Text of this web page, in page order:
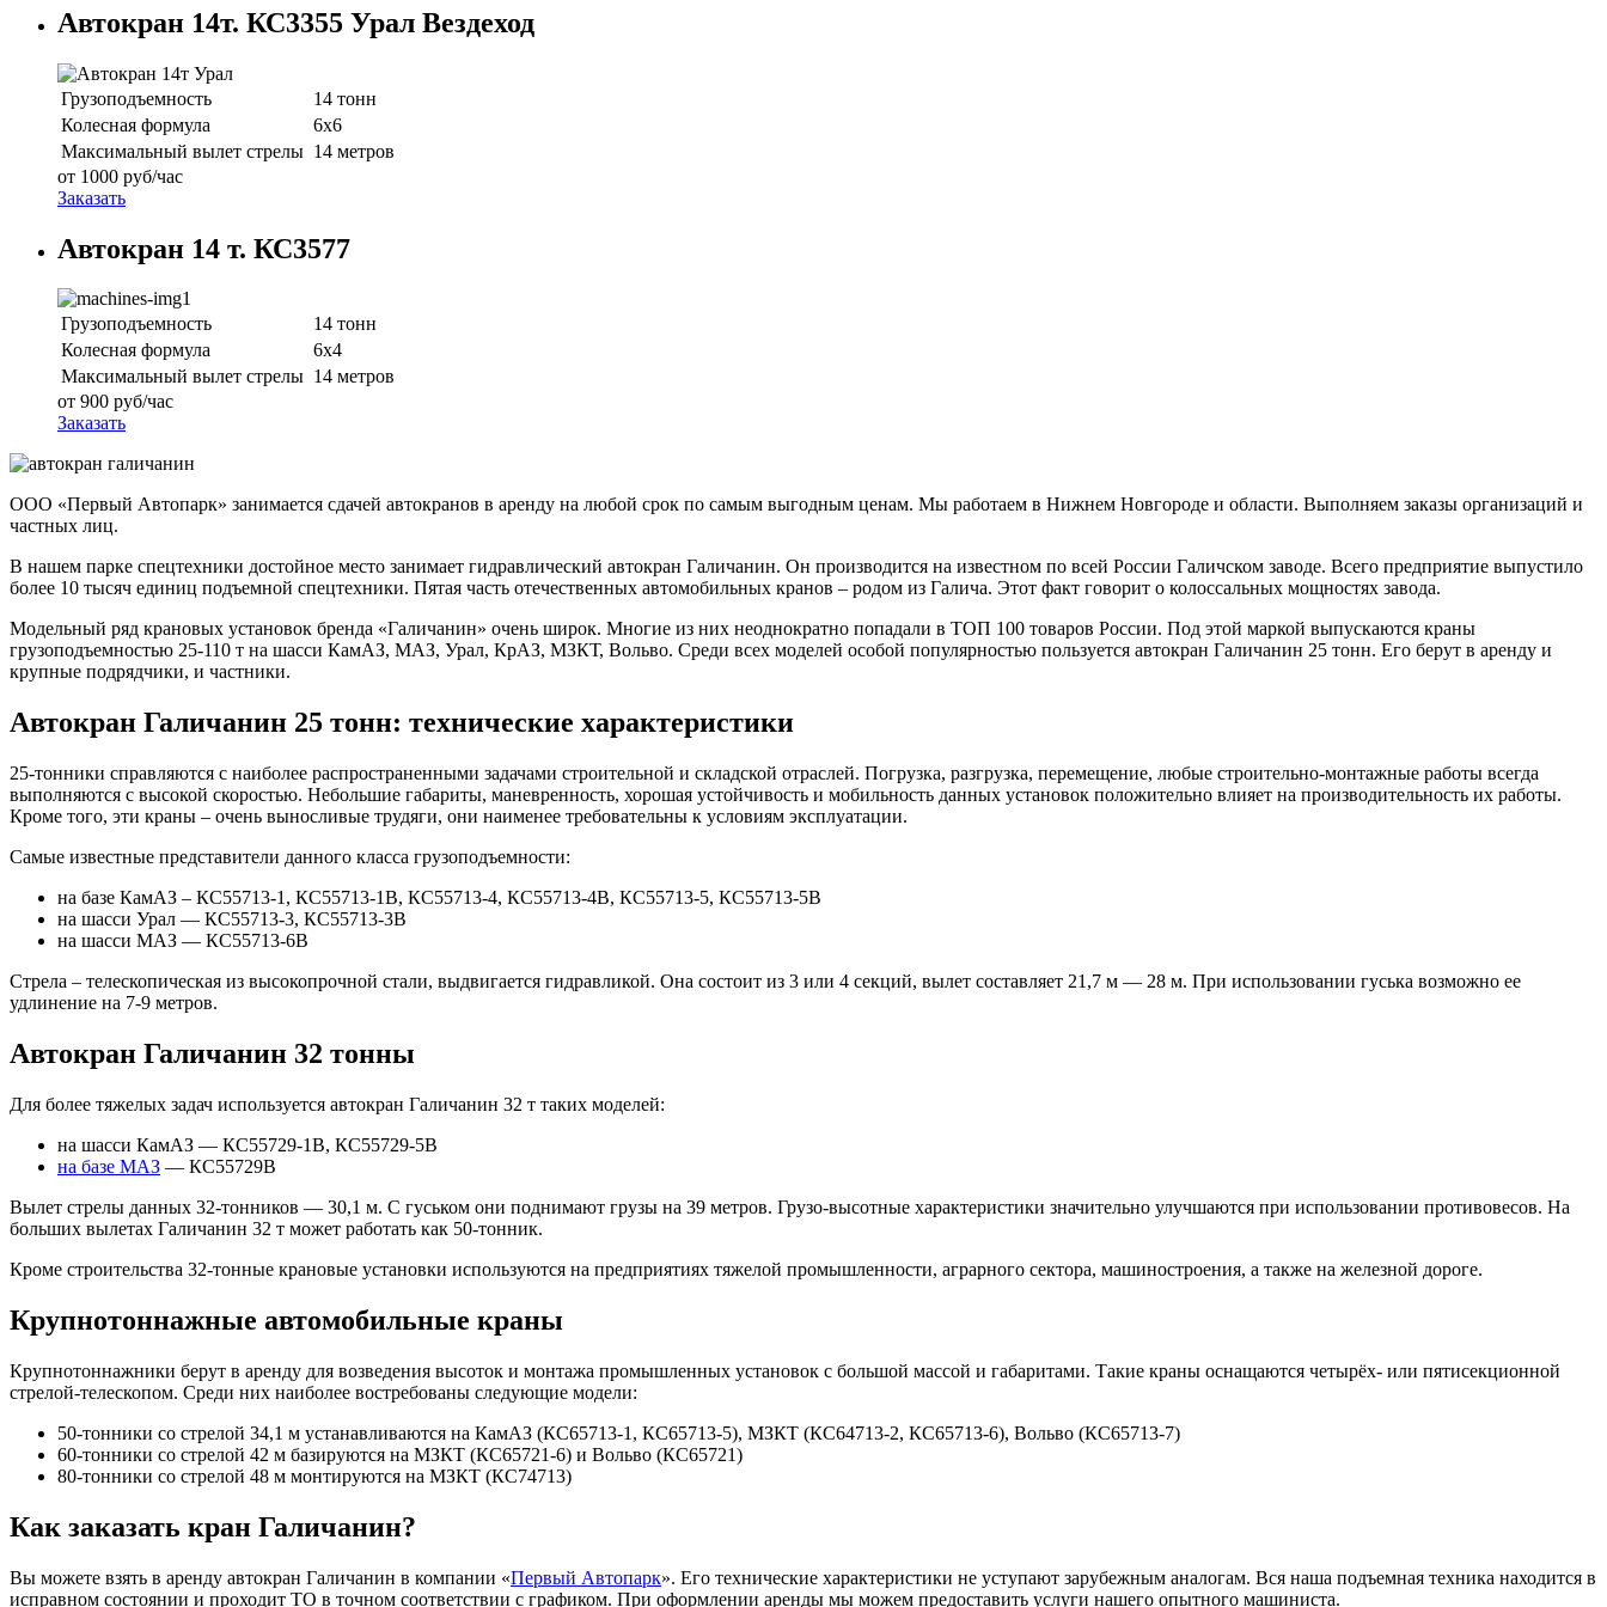
Автокран 14т. КС3355 Урал Вездеход
Грузоподъемность
14 тонн
Колесная формула
6х6
Максимальный вылет стрелы 14 метров
от 1000 руб/час
Заказать
Автокран 14 т. КС3577
Грузоподъемность
14 тонн
Колесная формула
6х4
Максимальный вылет стрелы 14 метров
от 900 руб/час
Заказать
ООО «Первый Автопарк» занимается сдачей автокранов в аренду на любой срок по самым выгодным ценам. Мы работаем в Нижнем Новгороде и области. Выполняем заказы организаций и
частных лиц.
В нашем парке спецтехники достойное место занимает гидравлический автокран Галичанин. Он производится на известном по всей России Галичском заводе. Всего предприятие выпустило
более 10 тысяч единиц подъемной спецтехники. Пятая часть отечественных автомобильных кранов – родом из Галича. Этот факт говорит о колоссальных мощностях завода.
Модельный ряд крановых установок бренда «Галичанин» очень широк. Многие из них неоднократно попадали в ТОП 100 товаров России. Под этой маркой выпускаются краны
грузоподъемностью 25-110 т на шасси КамАЗ, МАЗ, Урал, КрАЗ, МЗКТ, Вольво. Среди всех моделей особой популярностью пользуется автокран Галичанин 25 тонн. Его берут в аренду и
крупные подрядчики, и частники.
Автокран Галичанин 25 тонн: технические характеристики
25-тонники справляются с наиболее распространенными задачами строительной и складской отраслей. Погрузка, разгрузка, перемещение, любые строительно-монтажные работы всегда
выполняются с высокой скоростью. Небольшие габариты, маневренность, хорошая устойчивость и мобильность данных установок положительно влияет на производительность их работы.
Кроме того, эти краны – очень выносливые трудяги, они наименее требовательны к условиям эксплуатации.
Самые известные представители данного класса грузоподъемности:
на базе КамАЗ – КС55713-1, КС55713-1В, КС55713-4, КС55713-4В, КС55713-5, КС55713-5В
на шасси Урал — КС55713-3, КС55713-3В
на шасси МАЗ — КС55713-6В
Стрела – телескопическая из высокопрочной стали, выдвигается гидравликой. Она состоит из 3 или 4 секций, вылет составляет 21,7 м — 28 м. При использовании гуська возможно ее
удлинение на 7-9 метров.
Автокран Галичанин 32 тонны
Для более тяжелых задач используется автокран Галичанин 32 т таких моделей:
на шасси КамАЗ — КС55729-1B, КС55729-5B
на базе МАЗ — КС55729B
Вылет стрелы данных 32-тонников — 30,1 м. С гуськом они поднимают грузы на 39 метров. Грузо-высотные характеристики значительно улучшаются при использовании противовесов. На
больших вылетах Галичанин 32 т может работать как 50-тонник.
Кроме строительства 32-тонные крановые установки используются на предприятиях тяжелой промышленности, аграрного сектора, машиностроения, а также на железной дороге.
Крупнотоннажные автомобильные краны
Крупнотоннажники берут в аренду для возведения высоток и монтажа промышленных установок с большой массой и габаритами. Такие краны оснащаются четырёх- или пятисекционной
стрелой-телескопом. Среди них наиболее востребованы следующие модели:
50-тонники со стрелой 34,1 м устанавливаются на КамАЗ (КС65713-1, КС65713-5), МЗКТ (КС64713-2, КС65713-6), Вольво (КС65713-7)
60-тонники со стрелой 42 м базируются на МЗКТ (КС65721-6) и Вольво (КС65721)
80-тонники со стрелой 48 м монтируются на МЗКТ (КС74713)
Как заказать кран Галичанин?
Вы можете взять в аренду автокран Галичанин в компании «Первый Автопарк». Его технические характеристики не уступают зарубежным аналогам. Вся наша подъемная техника находится в
исправном состоянии и проходит ТО в точном соответствии с графиком. При оформлении аренды мы можем предоставить услуги нашего опытного машиниста.